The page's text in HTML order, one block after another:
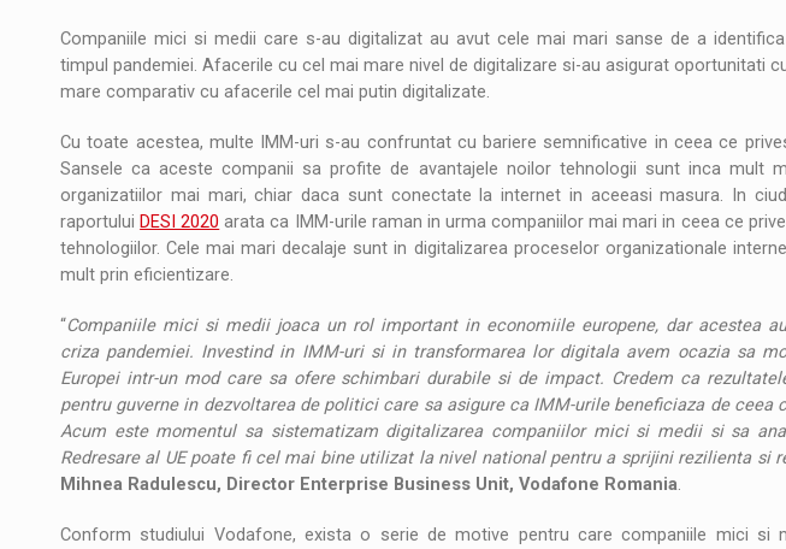
Companiile mici si medii care s-au digitalizat au avut cele mai mari sanse de a
timpul pandemiei. Afacerile cu cel mai mare nivel de digitalizare si-au asigurat oportunitati
mare comparativ cu afacerile cel mai putin digitalizate.
Cu toate acestea, multe IMM-uri s-au confruntat cu bariere semnificative in ceea ce
Sansele ca aceste companii sa profite de avantajele noilor tehnologii sunt inca mult
organizatiilor mai mari, chiar daca sunt conectate la internet in aceeasi masura. In
raportului DESI 2020 arata ca IMM-urile raman in urma companiilor mai mari in ceea ce
tehnologiilor. Cele mai mari decalaje sunt in digitalizarea proceselor organizationale
mult prin eficientizare.
“Companiile mici si medii joaca un rol important in economiile europene, dar acestea
criza pandemiei. Investind in IMM-uri si in transformarea lor digitala avem ocazia sa
Europei intr-un mod care sa ofere schimbari durabile si de impact. Credem ca
pentru guverne in dezvoltarea de politici care sa asigure ca IMM-urile beneficiaza de ceea
Acum este momentul sa sistematizam digitalizarea companiilor mici si medii si sa
Redresare al UE poate fi cel mai bine utilizat la nivel national pentru a sprijini rezilienta si
Mihnea Radulescu, Director Enterprise Business Unit, Vodafone Romania.
Conform studiului Vodafone, exista o serie de motive pentru care companiile mici si